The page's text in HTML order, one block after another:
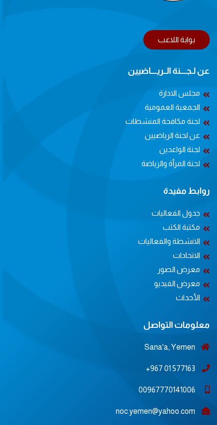
بوابة اللاعب
عن لـجــــنة الــريــــاضيين
مجلس الادارة
الجمعية العمومية
لجنة مكافحة المنشطات
عن لجنة الرياضيين
لجنة الواعدين
لجنة المرأة والرياضة
روابط مفيدة
جدول الفعاليات
مكتبة الكتب
الانشطة والفعاليات
الاتحادات
معرض الصور
معرض الفيديو
الأحداث
معلومات التواصل
Sana'a, Yemen
577163 01 967+
00967770141006
noc.yemen@yahoo.com